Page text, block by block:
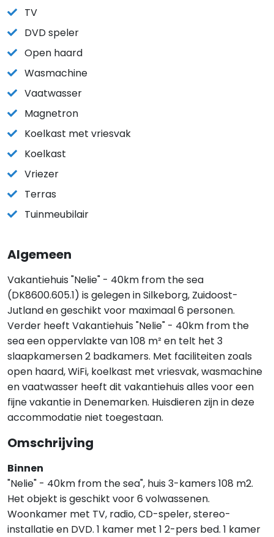
TV
DVD speler
Open haard
Wasmachine
Vaatwasser
Magnetron
Koelkast met vriesvak
Koelkast
Vriezer
Terras
Tuinmeubilair
Algemeen
Vakantiehuis "Nelie" - 40km from the sea
(DK8600.605.1) is gelegen in Silkeborg, Zuidoost-
Jutland en geschikt voor maximaal 6 personen.
Verder heeft Vakantiehuis "Nelie" - 40km from the
sea een oppervlakte van 108 m² en telt het 3
slaapkamersen 2 badkamers. Met faciliteiten zoals
open haard, WiFi, koelkast met vriesvak, wasmachine
en vaatwasser heeft dit vakantiehuis alles voor een
fijne vakantie in Denemarken. Huisdieren zijn in deze
accommodatie niet toegestaan.
Omschrijving
Binnen
"Nelie" - 40km from the sea", huis 3-kamers 108 m2.
Het objekt is geschikt voor 6 volwassenen.
Woonkamer met TV, radio, CD-speler, stereo-
installatie en DVD. 1 kamer met 1 2-pers bed. 1 kamer